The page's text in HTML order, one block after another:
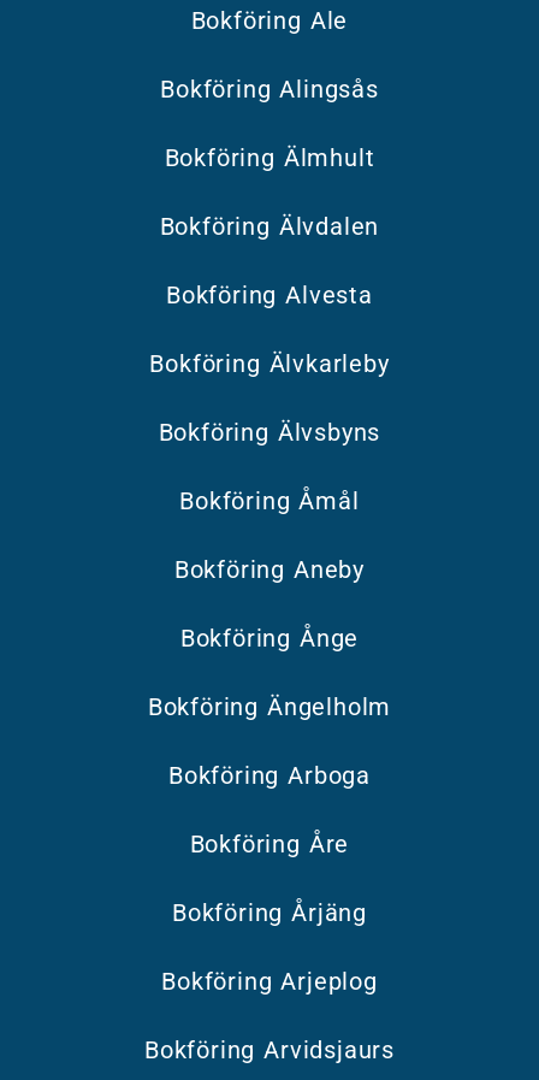
Bokföring Ale
Bokföring Alingsås
Bokföring Älmhult
Bokföring Älvdalen
Bokföring Alvesta
Bokföring Älvkarleby
Bokföring Älvsbyns
Bokföring Åmål
Bokföring Aneby
Bokföring Ånge
Bokföring Ängelholm
Bokföring Arboga
Bokföring Åre
Bokföring Årjäng
Bokföring Arjeplog
Bokföring Arvidsjaurs